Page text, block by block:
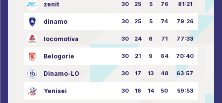
zenit 30 25 5 76 81:21
dinamo 30 25 5 74 79:26
locomotiva 30 24 6 71 77:33
Belogorie 30 21 9 64 70:40
Dinamo-LO 30 17 13 48 63:57
Yenisei 30 16 14 50 59:53